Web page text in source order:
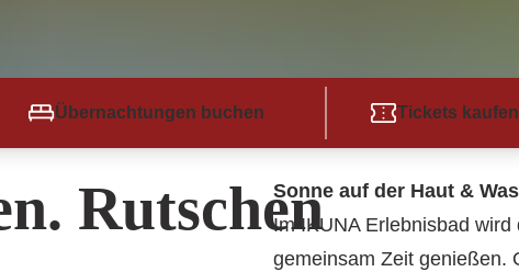
Rutschen
Übernachtungen buchen Tickets kaufen
Sonne auf der Haut &
Im IKUNA Erlebnisbad
gemeinsam Zeit genießen.